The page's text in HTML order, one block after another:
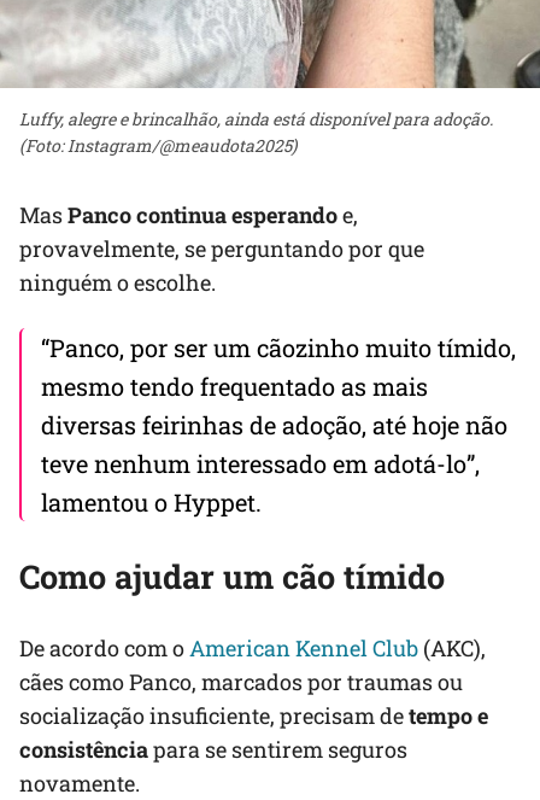
Luffy, alegre e brincalhão, ainda está disponível para adoção.
(Foto: Instagram/@meaudota2025)
MasPanco continua esperandoe,
provavelmente, se perguntando por que
ninguém o escolhe.
“Panco, por ser um cãozinho muito tímido,
mesmo tendo frequentado as mais
diversas feirinhas de adoção, até hoje não
teve nenhum interessado em adotá-lo”,
lamentou o Hyppet.
Como ajudar um cão tímido
De acordo com oAmerican Kennel Club (AKC),
cães como Panco, marcados por traumas ou
socialização insuficiente, precisam detempo e
consistênciapara se sentirem seguros
novamente.